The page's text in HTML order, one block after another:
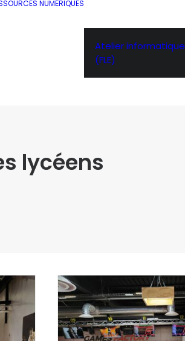
NUMÉRIQUES
Atelier informatique
(FLE)
lycéens